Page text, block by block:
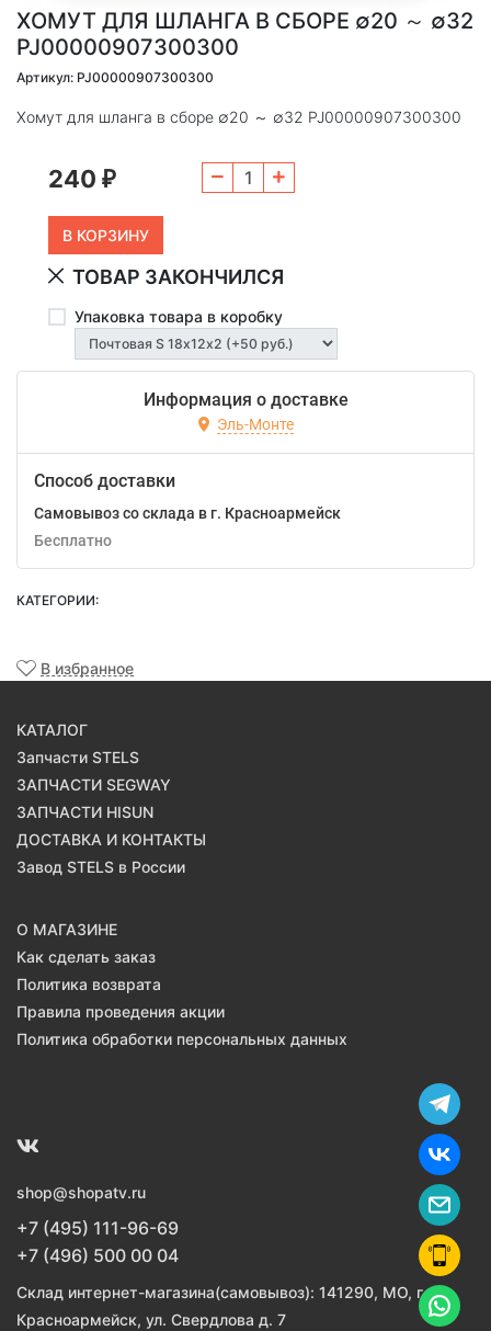
ХОМУТ ДЛЯ ШЛАНГА В СБОРЕ ∅20 ～ ∅32
PJ00000907300300
Артикул: PJ00000907300300
Хомут для шланга в сборе ∅20 ～ ∅32 PJ00000907300300
240 ₽
ТОВАР ЗАКОНЧИЛСЯ
Упаковка товара в коробку
Информация о доставке
Эль-Монте
Способ доставки
Самовывоз со склада в г. Красноармейск
Бесплатно
КАТЕГОРИИ:
В избранное
КАТАЛОГ
Запчасти STELS
ЗАПЧАСТИ SEGWAY
ЗАПЧАСТИ HISUN
ДОСТАВКА И КОНТАКТЫ
Завод STELS в России
О МАГАЗИНЕ
Как сделать заказ
Политика возврата
Правила проведения акции
Политика обработки персональных данных
shop@shopatv.ru
+7 (495) 111-96-69
+7 (496) 500 00 04
Склад интернет-магазина(самовывоз): 141290, МО, г.
Красноармейск, ул. Свердлова д. 7